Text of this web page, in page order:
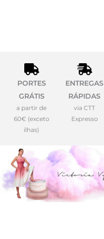
PORTES
GRÁTIS
a partir de
60€ (exceto
ilhas)
ENTREGAS
RÁPIDAS
via CTT
Expresso